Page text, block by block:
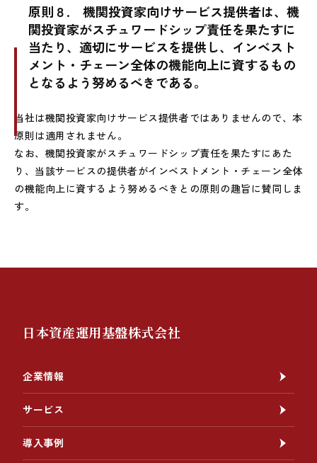
原則８. 機関投資家向けサービス提供者は、機
関投資家がスチュワードシップ責任を果たすに
当たり、適切にサービスを提供し、インベスト
メント・チェーン全体の機能向上に資するもの
となるよう努めるべきである。
当社は機関投資家向けサービス提供者ではありませんので、本
原則は適用されません。
なお、機関投資家がスチュワードシップ責任を果たすにあた
り、当該サービスの提供者がインベストメント・チェーン全体
の機能向上に資するよう努めるべきとの原則の趣旨に賛同しま
す。
日本資産運用基盤株式会社
企業情報
サービス
導入事例